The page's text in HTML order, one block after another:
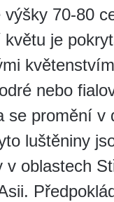
výšky 70-80
květu je
nebo
se promění v
luštěniny
v oblastech